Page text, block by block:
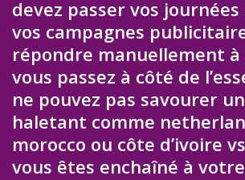
devez passer vos
vos campagnes
répondre manuellement à
vous passez à côté de
ne pouvez pas savourer
haletant comme
morocco ou côte d’ivoire
vous êtes enchaîné à